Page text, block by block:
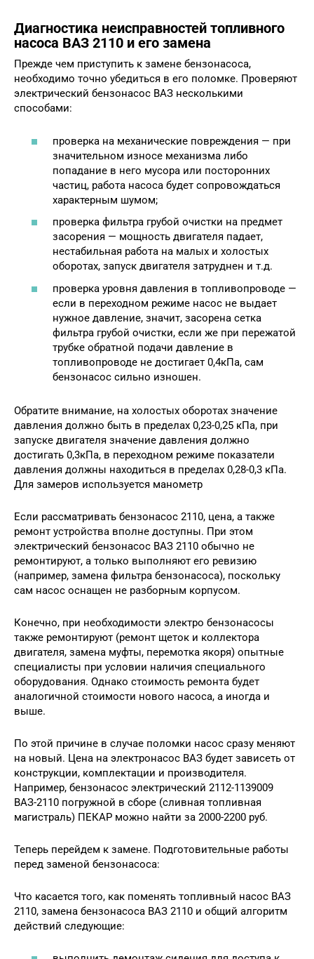
Диагностика неисправностей топливного
насоса ВАЗ 2110 и его замена
Прежде чем приступить к замене бензонасоса,
необходимо точно убедиться в его поломке. Проверяют
электрический бензонасос ВАЗ несколькими
способами:
проверка на механические повреждения — при
значительном износе механизма либо
попадание в него мусора или посторонних
частиц, работа насоса будет сопровождаться
характерным шумом;
проверка фильтра грубой очистки на предмет
засорения — мощность двигателя падает,
нестабильная работа на малых и холостых
оборотах, запуск двигателя затруднен и т.д.
проверка уровня давления в топливопроводе —
если в переходном режиме насос не выдает
нужное давление, значит, засорена сетка
фильтра грубой очистки, если же при пережатой
трубке обратной подачи давление в
топливопроводе не достигает 0,4кПа, сам
бензонасос сильно изношен.
Обратите внимание, на холостых оборотах значение
давления должно быть в пределах 0,23-0,25 кПа, при
запуске двигателя значение давления должно
достигать 0,3кПа, в переходном режиме показатели
давления должны находиться в пределах 0,28-0,3 кПа.
Для замеров используется манометр
Если рассматривать бензонасос 2110, цена, а также
ремонт устройства вполне доступны. При этом
электрический бензонасос ВАЗ 2110 обычно не
ремонтируют, а только выполняют его ревизию
(например, замена фильтра бензонасоса), поскольку
сам насос оснащен не разборным корпусом.
Конечно, при необходимости электро бензонасосы
также ремонтируют (ремонт щеток и коллектора
двигателя, замена муфты, перемотка якоря) опытные
специалисты при условии наличия специального
оборудования. Однако стоимость ремонта будет
аналогичной стоимости нового насоса, а иногда и
выше.
По этой причине в случае поломки насос сразу меняют
на новый. Цена на электронасос ВАЗ будет зависеть от
конструкции, комплектации и производителя.
Например, бензонасос электрический 2112-1139009
ВАЗ-2110 погружной в сборе (сливная топливная
магистраль) ПЕКАР можно найти за 2000-2200 руб.
Теперь перейдем к замене. Подготовительные работы
перед заменой бензонасоса:
Что касается того, как поменять топливный насос ВАЗ
2110, замена бензонасоса ВАЗ 2110 и общий алгоритм
действий следующие: